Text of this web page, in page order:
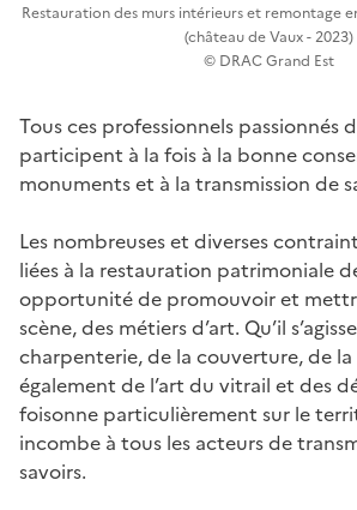
Restauration des murs intérieurs et remontage
(château de Vaux - 2023)
© DRAC Grand Est
Tous ces professionnels passionnés
participent à la fois à la bonne
monuments et à la transmission de
Les nombreuses et diverses
liées à la restauration patrimoniale
opportunité de promouvoir et
scène, des métiers d’art. Qu’il
charpenterie, de la couverture, de
également de l’art du vitrail et des
foisonne particulièrement sur le
incombe à tous les acteurs de
savoirs.